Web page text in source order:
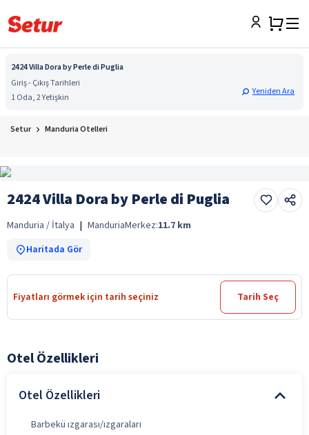
2424 Villa Dora by Perle di Puglia
Giriş - Çıkış Tarihleri
1 Oda, 2 Yetişkin
Yeniden Ara
Setur Manduria Otelleri
2424 Villa Dora by Perle di Puglia
Manduria / İtalya | ManduriaMerkez:11.7 km
Haritada Gör
Fiyatları görmek için tarih seçiniz Tarih Seç
Otel Özellikleri
Otel Özellikleri
Barbekü ızgarası/ızgaraları